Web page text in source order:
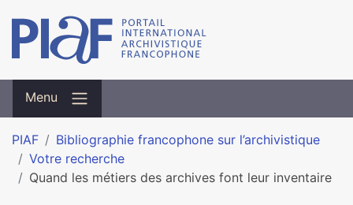
Menu
PIAF
Bibliographie francophone sur l’archivistique
Votre recherche
Quand les métiers des archives font leur inventaire